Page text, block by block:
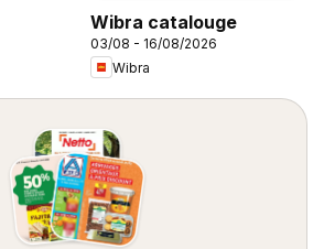
Wibra catalouge
03/08 - 16/08/2026
Wibra